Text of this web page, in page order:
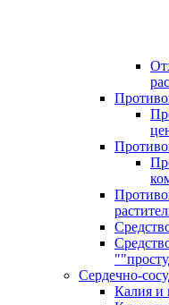
Сердечно-
Калия и